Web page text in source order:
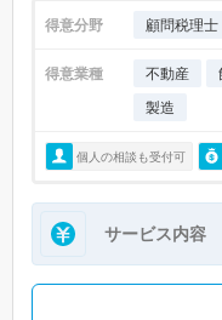
得意分野 顧問税理士
得意業種 不動産
製造
個人の相談も受付可
サービス内容